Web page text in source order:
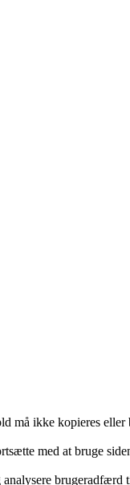
må ikke kopieres eller
med at bruge
brugeradfærd